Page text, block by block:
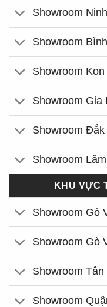
Showroom
Showroom
Showroom Kon
Showroom Gia
Showroom Đắk
Showroom
KHU VỰC
Showroom Gò
Showroom Gò
Showroom
Showroom